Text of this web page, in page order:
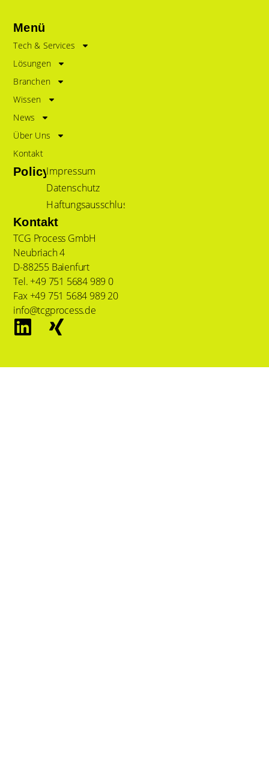
Menü
Tech & Services
Lösungen
Branchen
Wissen
News
Über Uns
Kontakt
PolicyImpressum
Datenschutz
Haftungsausschluss
Kontakt
TCG Process GmbH
Neubriach 4
D-88255 Baienfurt
Tel. +49 751 5684 989 0
Fax +49 751 5684 989 20
info@tcgprocess.de